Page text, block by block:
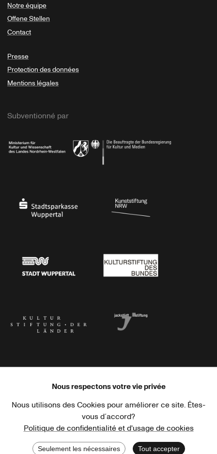
Notre équipe
Offene Stellen
Contact
Presse
Protection des données
Mentions légales
Subventionné par
Haus der Kulturen der Welt Goethe-Institut
Nous respectons votre vie privée
Nous utilisons des Cookies pour améliorer ce site. Êtes-
vous d´accord?
Politique de confidentialité et d'usage de cookies
Seulement les nécessaires Tout accepter